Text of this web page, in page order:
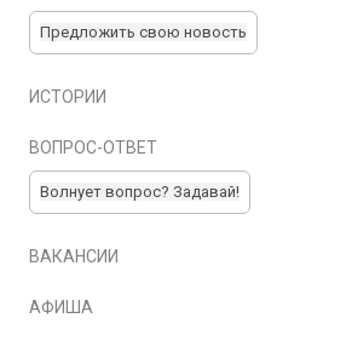
Предложить свою новость
ИСТОРИИ
ВОПРОС-ОТВЕТ
Волнует вопрос? Задавай!
ВАКАНСИИ
АФИША